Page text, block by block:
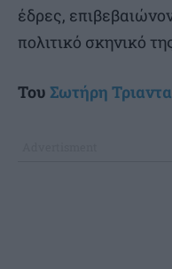
έδρες,
πολιτικό σκηνικό
Του Σωτήρη